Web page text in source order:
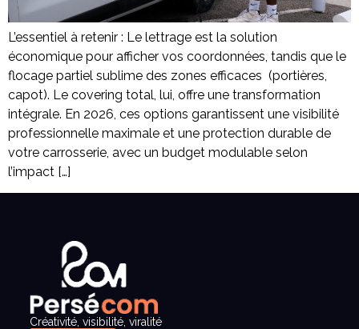
L’essentiel à retenir : Le lettrage est la solution
économique pour afficher vos coordonnées, tandis que le
flocage partiel sublime des zones efficaces (portières,
capot). Le covering total, lui, offre une transformation
intégrale. En 2026, ces options garantissent une visibilité
professionnelle maximale et une protection durable de
votre carrosserie, avec un budget modulable selon
l’impact […]
Créativité, visibilité, viralité